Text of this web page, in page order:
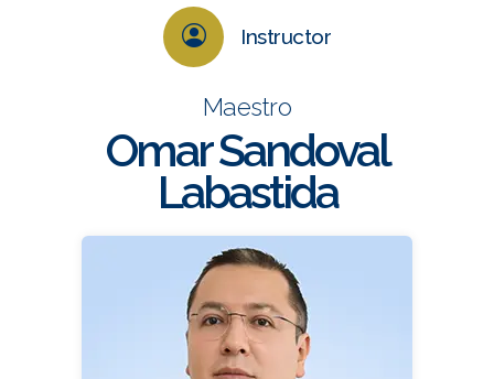
Instructor
Maestro
Omar Sandoval
Labastida